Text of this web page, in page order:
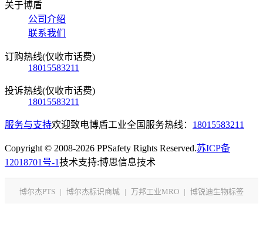
关于博盾
公司介绍
联系我们
订购热线(仅收市话费)
18015583211
投诉热线(仅收市话费)
18015583211
服务与支持欢迎致电博盾工业全国服务热线： 18015583211
Copyright © 2008-2026 PPSafety Rights Reserved.苏ICP备
12018701号-1技术支持:博思信息技术
博尔杰PTS | 博尔杰标识商城 | 万邦工业MRO | 博锐迪生物标签